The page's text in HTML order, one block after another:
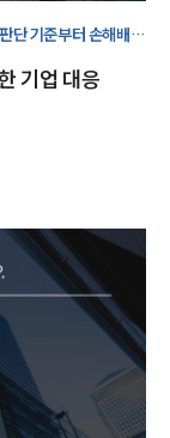
단 기준부터 손해배상
기업 대응